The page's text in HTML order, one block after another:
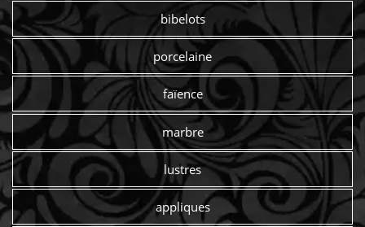
bibelots
porcelaine
faïence
marbre
lustres
appliques